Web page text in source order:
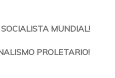
MUNDIAL!
PROLETARIO!